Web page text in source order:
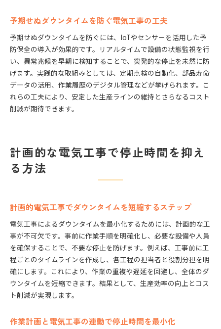
予期せぬダウンタイムを防ぐ電気工事の工夫
予期せぬダウンタイムを防ぐには、IoTやセンサーを活用した予
防保全の導入が効果的です。リアルタイムで設備の状態監視を行
い、異常兆候を早期に検知することで、突発的な停止を未然に防
げます。実践的な取組みとしては、定期点検の自動化、部品寿命
データの活用、作業履歴のデジタル管理などが挙げられます。こ
れらの工夫により、安定した生産ラインの維持とさらなるコスト
削減が期待できます。
計画的な電気工事で停止時間を抑え
る方法
計画的電気工事でダウンタイムを短縮するステップ
電気工事によるダウンタイムを最小化するためには、計画的な工
事が不可欠です。事前に作業手順を明確化し、必要な設備や人員
を確保することで、不要な停止を防げます。例えば、工事前に工
程ごとのタイムラインを作成し、各工程の担当者と役割分担を明
確にします。これにより、作業の重複や遅延を回避し、全体のダ
ウンタイムを短縮できます。結果として、生産効率の向上とコス
ト削減が実現します。
作業計画と電気工事の連動で停止時間を最小化